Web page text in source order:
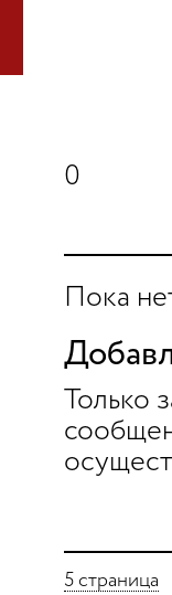
0
Пока
Только
5 страница